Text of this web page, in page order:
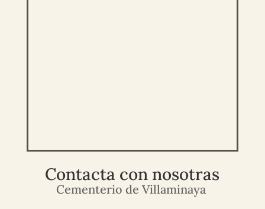
Contacta con nosotras
Cementerio de Villaminaya